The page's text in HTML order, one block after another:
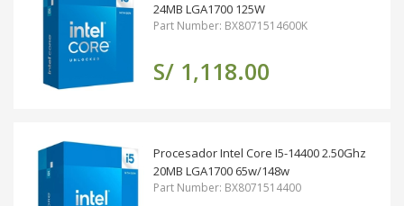
24MB LGA1700 125W
Part Number: BX8071514600K
S/ 1,118.00
Procesador Intel Core I5-14400 2.50Ghz
20MB LGA1700 65w/148w
Part Number: BX8071514400